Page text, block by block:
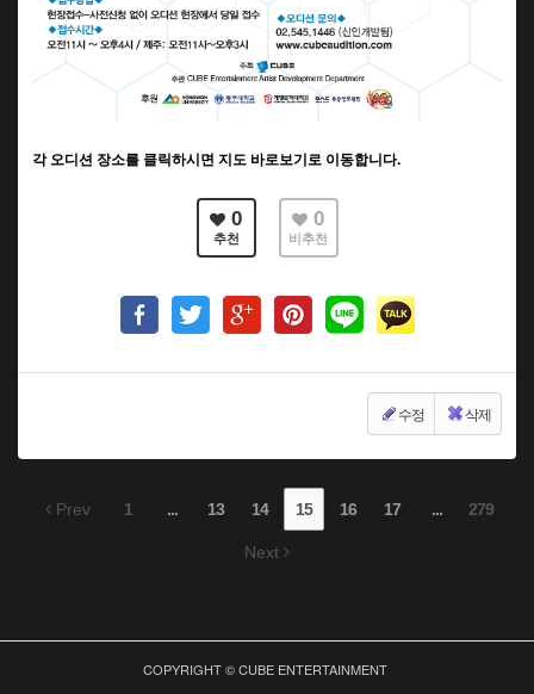
각 오디션 장소를 클릭하시면 지도 바로보기로 이동합니다.
0
추천
0
비추천
수정 삭제
Prev 1 ... 13 14 15 16 17 ... 279
Next
COPYRIGHT © CUBE ENTERTAINMENT